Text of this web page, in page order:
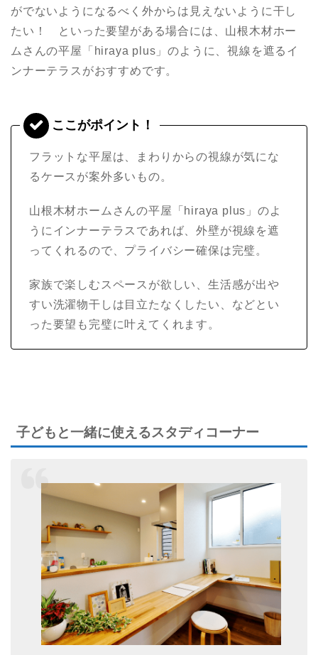
がでないようになるべく外からは見えないように干し
たい！ といった要望がある場合には、山根木材ホー
ムさんの平屋「hiraya plus」のように、視線を遮るイ
ンナーテラスがおすすめです。
フラットな平屋は、まわりからの視線が気にな
るケースが案外多いもの。
山根木材ホームさんの平屋「hiraya plus」のよ
うにインナーテラスであれば、外壁が視線を遮
ってくれるので、プライバシー確保は完璧。
家族で楽しむスペースが欲しい、生活感が出や
すい洗濯物干しは目立たなくしたい、などとい
った要望も完璧に叶えてくれます。
子どもと一緒に使えるスタディコーナー